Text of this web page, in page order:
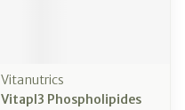
Vitanutrics
Vitapl3 Phospholipides